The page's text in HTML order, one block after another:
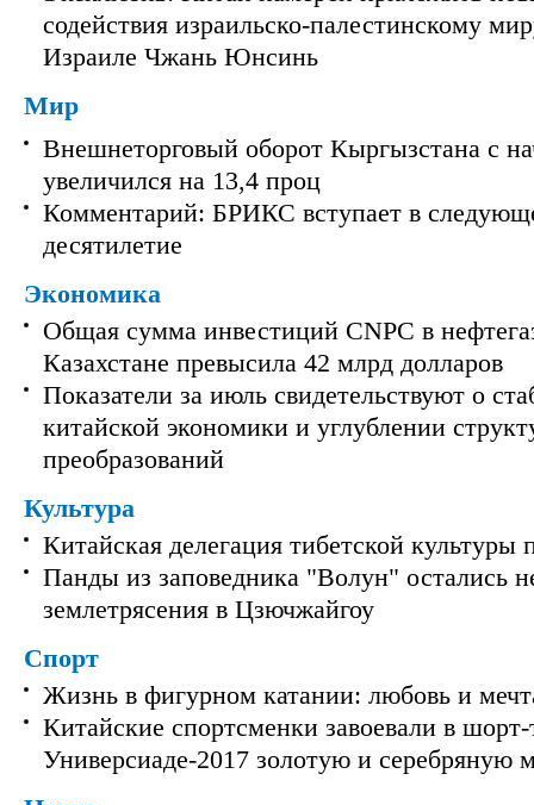
содействия израильско-палестинскому
Израиле Чжань Юнсинь
Мир
Внешнеторговый оборот Кыргызстана с
увеличился на 13,4 проц
Комментарий: БРИКС вступает в
десятилетие
Экономика
Общая сумма инвестиций CNPC в
Казахстане превысила 42 млрд долларов
Показатели за июль свидетельствуют о
китайской экономики и углублении
преобразований
Культура
Китайская делегация тибетской культуры
Панды из заповедника "Волун" остались
землетрясения в Цзючжайгоу
Спорт
Жизнь в фигурном катании: любовь и
Китайские спортсменки завоевали в шорт-
Универсиаде-2017 золотую и серебряную